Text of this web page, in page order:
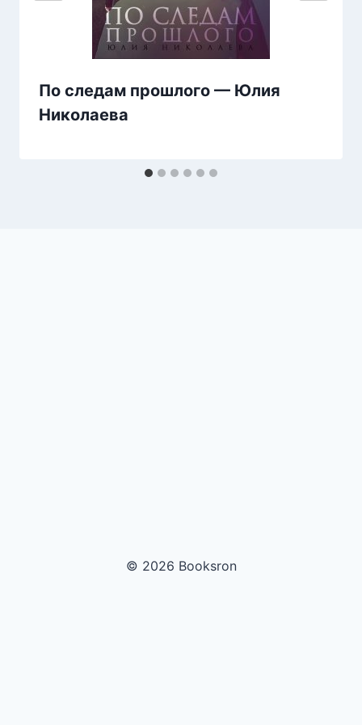
По следам прошлого — Юлия
Николаева
© 2026 Booksron